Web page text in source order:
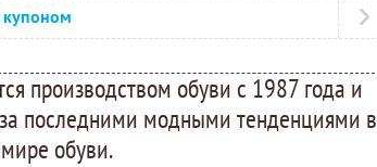
купоном
производством обуви с 1987 года и
последними модными тенденциями в
мире обуви.